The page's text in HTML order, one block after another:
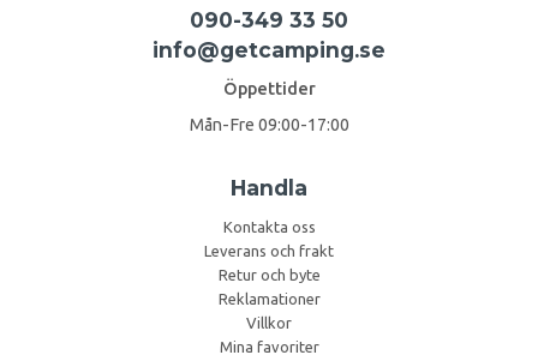
090-349 33 50
info@getcamping.se
Öppettider
Mån-Fre 09:00-17:00
Handla
Kontakta oss
Leverans och frakt
Retur och byte
Reklamationer
Villkor
Mina favoriter